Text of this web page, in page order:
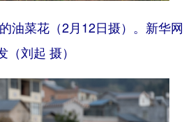
油菜花（2月12日摄）。新华网
（刘起 摄）